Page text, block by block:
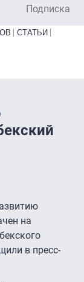
Подписка
СТАТЬИ
на
в пресс-